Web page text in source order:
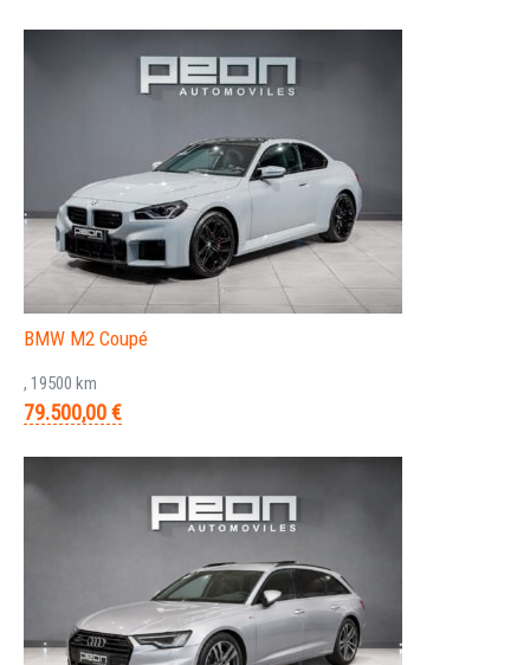
BMW M2 Coupé
, 19500 km
79.500,00 €